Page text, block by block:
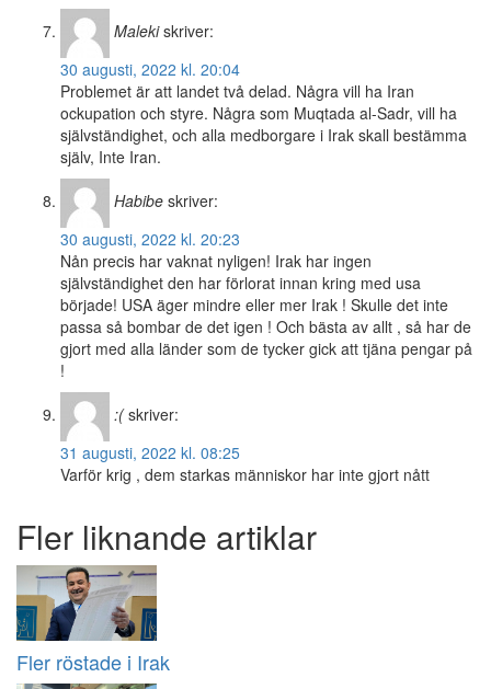
Maleki skriver:
30 augusti, 2022 kl. 20:04
Problemet är att landet två delad. Några vill ha Iran
ockupation och styre. Några som Muqtada al-Sadr, vill ha
självständighet, och alla medborgare i Irak skall bestämma
själv, Inte Iran.
Habibe skriver:
30 augusti, 2022 kl. 20:23
Nån precis har vaknat nyligen! Irak har ingen
självständighet den har förlorat innan kring med usa
började! USA äger mindre eller mer Irak ! Skulle det inte
passa så bombar de det igen ! Och bästa av allt , så har de
gjort med alla länder som de tycker gick att tjäna pengar på
!
:( skriver:
31 augusti, 2022 kl. 08:25
Varför krig , dem starkas människor har inte gjort nått
Fler liknande artiklar
Fler röstade i Irak